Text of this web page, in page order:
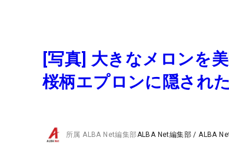
[写真] 大きなメロンを
桜柄エプロンに隠され
所属ALBA Net編集部ALBA Net編集部 /ALBA